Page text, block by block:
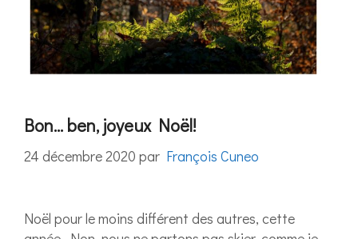
Bon… ben, joyeux Noël!
24 décembre 2020 par François Cuneo
Noël pour le moins différent des autres, cette